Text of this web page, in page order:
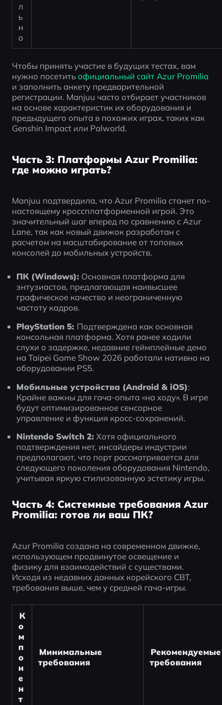
л
ь
н
о
Чтобы принять участие в будущих тестах, вам
нужно посетить официальный сайт Azur Promilia
и заполнить анкету предварительной
регистрации. Manjuu часто отбирает участников
на основе характеристик их оборудования и
предыдущего опыта в похожих играх, таких как
Genshin Impact или Palworld.
Часть 3: Платформы Azur Promilia:
где можно играть?
Manjuu подтвердила, что Azur Promilia станет по-
настоящему кроссплатформенной игрой. Это
значительный шаг вперед по сравнению с Azur
Lane, так как новый движок разработан с
расчетом на масштабирование от топовых
консолей до мобильных устройств.
ПК (Windows): Основная платформа для
энтузиастов, предлагающая наивысшее
графическое качество и неограниченную
частоту кадров.
PlayStation 5: Подтверждена как основная
консольная платформа. Хотя ранее ходили
слухи о задержке, недавние геймплейные демо
на Taipei Game Show 2026 работали нативно на
оборудовании PS5.
Мобильные устройства (Android & iOS):
Крайне важны для гача-опыта «на ходу». В игре
будут оптимизированное сенсорное
управление и функция кросс-сохранений.
Nintendo Switch 2: Хотя официального
подтверждения нет, инсайдеры индустрии
предполагают, что порт рассматривается для
следующего поколения оборудования Nintendo,
учитывая яркую стилизованную эстетику игры.
Часть 4: Системные требования Azur
Promilia: готов ли ваш ПК?
Azur Promilia создана на современном движке,
использующем продвинутое освещение и
физику для взаимодействий с существами.
Исходя из недавних данных корейского CBT,
требования выше, чем у средней гача-игры.
К
о
м
п
о
н
е
н
т
Минимальные
требования
Рекомендуемые
требования